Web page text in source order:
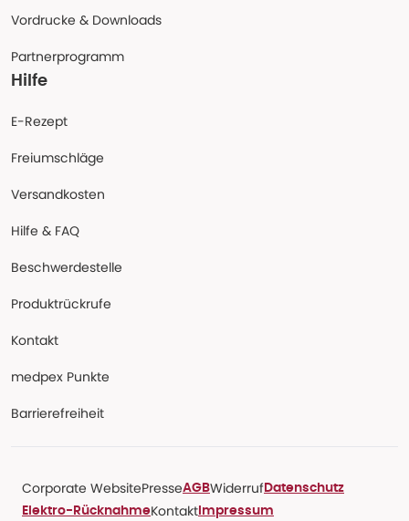
Vordrucke & Downloads
Partnerprogramm
Hilfe
E-Rezept
Freiumschläge
Versandkosten
Hilfe & FAQ
Beschwerdestelle
Produktrückrufe
Kontakt
medpex Punkte
Barrierefreiheit
Corporate WebsitePresseAGBWiderruf Datenschutz
Elektro-RücknahmeKontakt Impressum